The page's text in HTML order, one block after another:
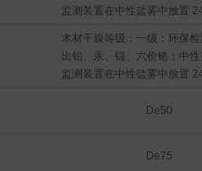
监测装置在中性盐雾中放置
19级；安装角度：不受限。
木材干燥等级：一级；环保
出铅、汞、镉、六价铬；中
监测装置在中性盐雾中放置
19级；安装角度：不受限。
De50
De75